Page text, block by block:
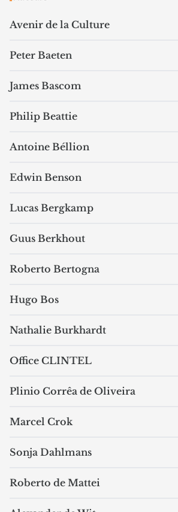
Avenir de la Culture
Peter Baeten
James Bascom
Philip Beattie
Antoine Béllion
Edwin Benson
Lucas Bergkamp
Guus Berkhout
Roberto Bertogna
Hugo Bos
Nathalie Burkhardt
Office CLINTEL
Plinio Corrêa de Oliveira
Marcel Crok
Sonja Dahlmans
Roberto de Mattei